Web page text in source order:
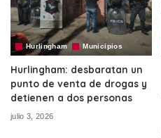
Hurlingham Municipios
Hurlingham: desbaratan un
punto de venta de drogas y
detienen a dos personas
julio 3, 2026